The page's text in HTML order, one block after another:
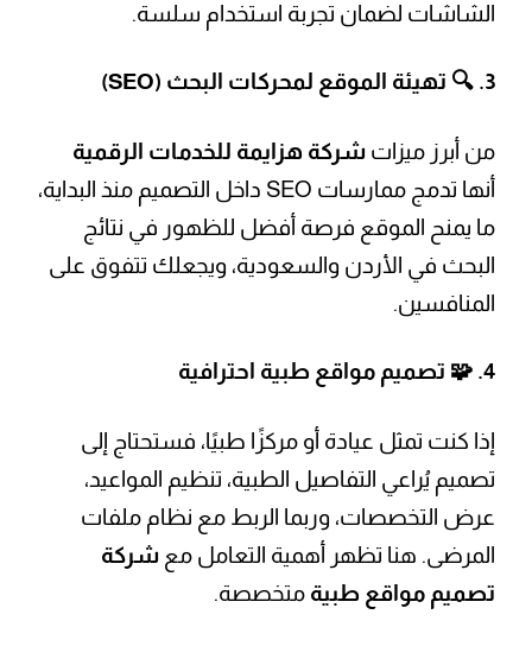
الشاشات لضمان تجربة استخدام سلسة.
3. 🔍 تهيئة الموقع لمحركات البحث (SEO)
من أبرز ميزاتشركة هزايمة للخدمات الرقمية
أنها تدمج ممارسات SEO داخل التصميم منذ البداية،
ما يمنح الموقع فرصة أفضل للظهور في نتائج
البحث في الأردن والسعودية، ويجعلك تتفوق على
المنافسين.
4. 🧩 تصميم مواقع طبية احترافية
إذا كنت تمثل عيادة أو مركزًا طبيًا، فستحتاج إلى
تصميم يُراعي التفاصيل الطبية، تنظيم المواعيد،
عرض التخصصات، وربما الربط مع نظام ملفات
المرضى. هنا تظهر أهمية التعامل معشركة
تصميم مواقع طبية متخصصة.